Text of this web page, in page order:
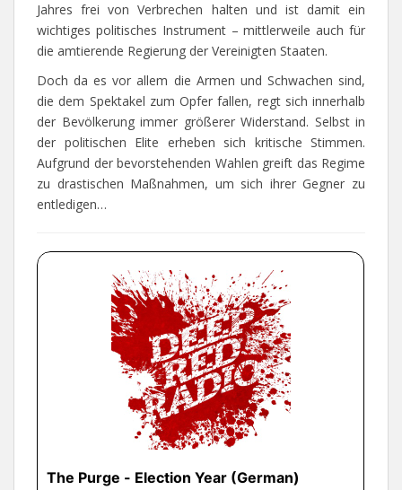
Jahres frei von Verbrechen halten und ist damit ein
wichtiges politisches Instrument – mittlerweile auch für
die amtierende Regierung der Vereinigten Staaten.
Doch da es vor allem die Armen und Schwachen sind,
die dem Spektakel zum Opfer fallen, regt sich innerhalb
der Bevölkerung immer größerer Widerstand. Selbst in
der politischen Elite erheben sich kritische Stimmen.
Aufgrund der bevorstehenden Wahlen greift das Regime
zu drastischen Maßnahmen, um sich ihrer Gegner zu
entledigen…